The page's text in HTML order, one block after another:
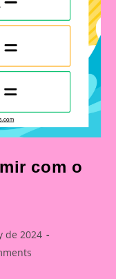
com o
de 2024